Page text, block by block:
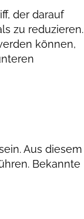
der darauf
zu reduzieren.
können,
Aus diesem
Bekannte